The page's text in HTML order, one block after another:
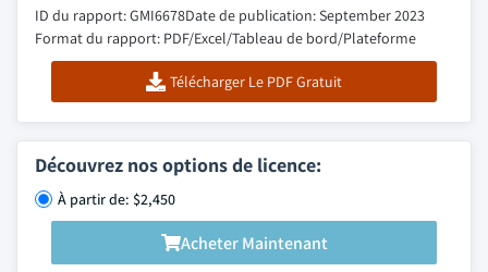
ID du rapport: GMI6678Date de publication: September 2023
Format du rapport: PDF/Excel/Tableau de bord/Plateforme
Télécharger Le PDF Gratuit
Découvrez nos options de licence:
À partir de: $2,450
Acheter Maintenant